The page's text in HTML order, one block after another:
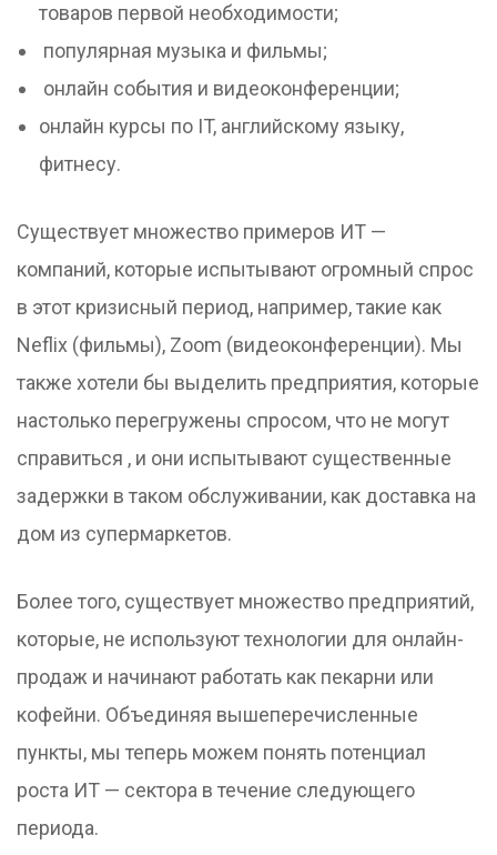
товаров первой необходимости;
популярная музыка и фильмы;
онлайн события и видеоконференции;
онлайн курсы по IT, английскому языку,
фитнесу.
Существует множество примеров ИТ —
компаний, которые испытывают огромный спрос
в этот кризисный период, например, такие как
Neflix (фильмы), Zoom (видеоконференции). Мы
также хотели бы выделить предприятия, которые
настолько перегружены спросом, что не могут
справиться , и они испытывают существенные
задержки в таком обслуживании, как доставка на
дом из супермаркетов.
Более того, существует множество предприятий,
которые, не используют технологии для онлайн-
продаж и начинают работать как пекарни или
кофейни. Объединяя вышеперечисленные
пункты, мы теперь можем понять потенциал
роста ИТ — сектора в течение следующего
периода.